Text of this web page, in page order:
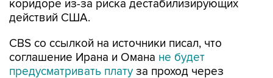
CBS со ссылкой на источники писал, что
предусматривать платуза проход через
пролив.